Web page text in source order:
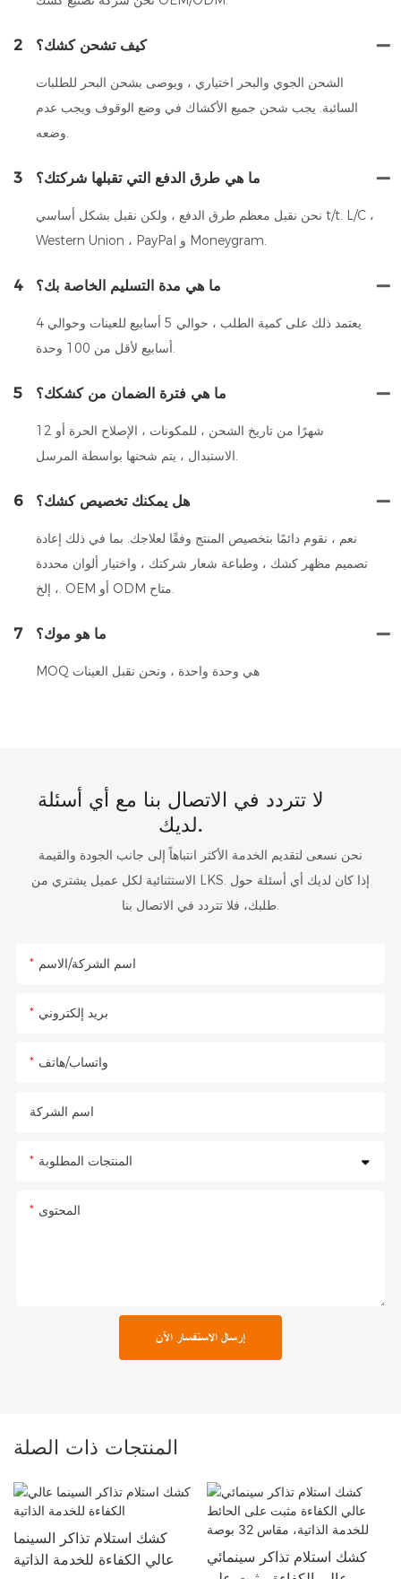
2 كيف تشحن كشك؟
الشحن الجوي والبحر اختياري ، ويوصى بشحن البحر للطلبات
السائبة. يجب شحن جميع الأكشاك في وضع الوقوف ويجب عدم
وضعه.
3 ما هي طرق الدفع التي تقبلها شركتك؟
نحن نقبل معظم طرق الدفع ، ولكن نقبل بشكل أساسي t/t. L/C ،
Western Union ، PayPal و Moneygram.
4 ما هي مدة التسليم الخاصة بك؟
يعتمد ذلك على كمية الطلب ، حوالي 5 أسابيع للعينات وحوالي 4
أسابيع لأقل من 100 وحدة.
5 ما هي فترة الضمان من كشكك؟
12 شهرًا من تاريخ الشحن ، للمكونات ، الإصلاح الحرة أو
الاستبدال ، يتم شحنها بواسطة المرسل.
6 هل يمكنك تخصيص كشك؟
نعم ، نقوم دائمًا بتخصيص المنتج وفقًا لعلاجك. بما في ذلك إعادة
تصميم مظهر كشك ، وطباعة شعار شركتك ، واختيار ألوان محددة
، إلخ. OEM أو ODM متاح.
7 ما هو موك؟
MOQ هي وحدة واحدة ، ونحن نقبل العينات
لا تتردد في الاتصال بنا مع أي أسئلة
لديك.
نحن نسعى لتقديم الخدمة الأكثر انتباهاً إلى جانب الجودة والقيمة
الاستثنائية لكل عميل يشتري من LKS. إذا كان لديك أي أسئلة حول
طلبك، فلا تتردد في الاتصال بنا.
اسم الشركة/الاسم
بريد إلكتروني
واتساب/هاتف
اسم الشركة
المنتجات المطلوبة
المحتوى
إرسال الاستفسار الآن
المنتجات ذات الصلة
كشك استلام تذاكر السينما
عالي الكفاءة للخدمة الذاتية
كشك استلام تذاكر سينمائي